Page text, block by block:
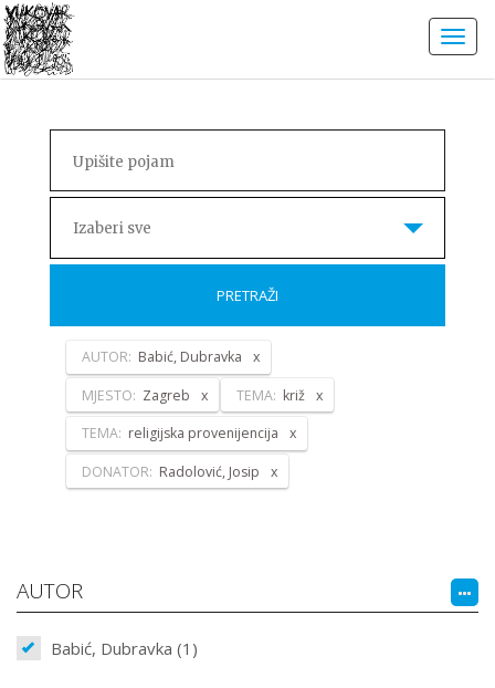
Izaberi sve
PRETRAŽI
AUTOR: Babić, Dubravka
MJESTO: Zagreb TEMA: križ
TEMA: religijska provenijencija
DONATOR: Radolović, Josip
AUTOR
Babić, Dubravka (1)